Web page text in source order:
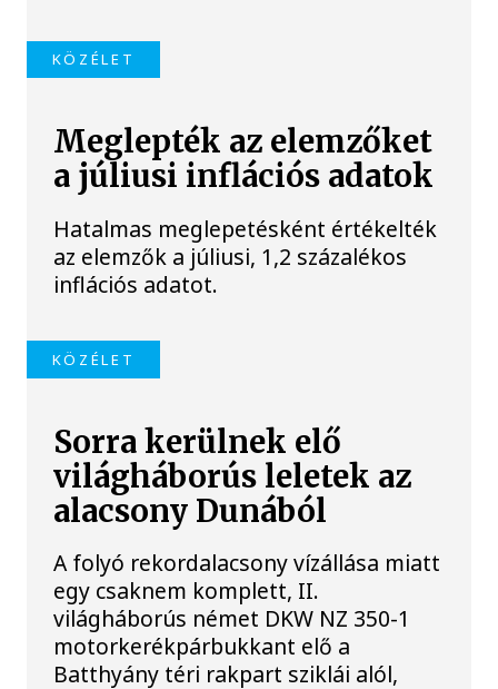
KÖZÉLET
Meglepték az elemzőket
a júliusi inflációs adatok
Hatalmas meglepetésként értékelték
az elemzők a júliusi, 1,2 százalékos
inflációs adatot.
KÖZÉLET
Sorra kerülnek elő
világháborús leletek az
alacsony Dunából
A folyó rekordalacsony vízállása miatt
egy csaknem komplett, II.
világháborús német DKW NZ 350-1
motorkerékpárbukkant elő a
Batthyány téri rakpart sziklái alól,